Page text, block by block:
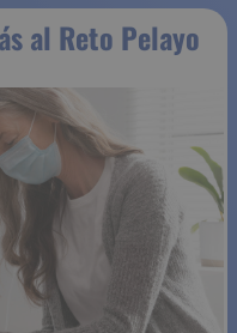
al Reto Pelayo